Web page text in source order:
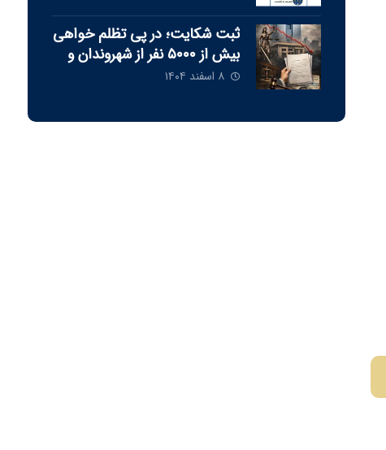
ثبت شکایت؛ در پی تظلم خواهی
بيش از ٥٠٠٠ نفر از شهروندان و
فعالين اقتصادی
۸ اسفند ۱۴۰۴